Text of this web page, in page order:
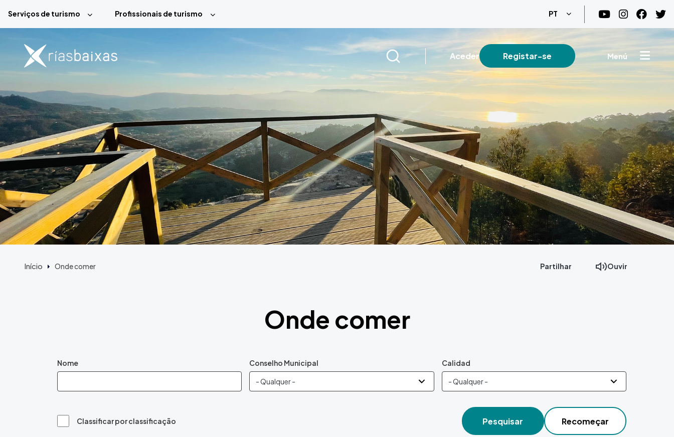
Serviços de turismo Profissionais de turismo PT Lista de ações adicionais
Aceder Registar-se Menú
Início Onde comer Partilhar Ouvir
Onde comer
Nome Conselho Municipal Calidad
Classificar por classificação Pesquisar Recomeçar